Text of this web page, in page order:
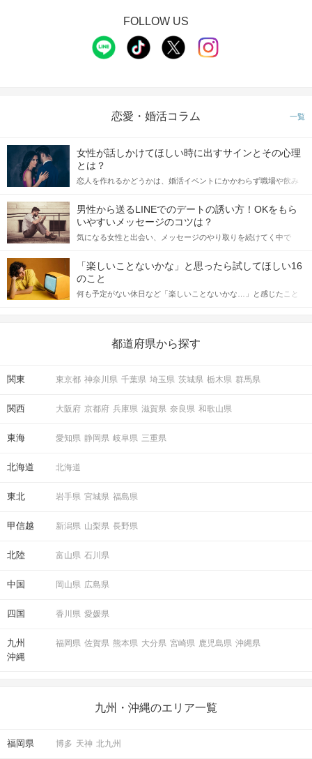
FOLLOW US
恋愛・婚活コラム 一覧
女性が話しかけてほしい時に出すサインとその心理
とは？
恋人を作れるかどうかは、婚活イベントにかかわらず職場や飲み
てアプローチできるかにも左右されます。 これから恋人作りを本
格的に始めようとしている方は、女性が異性を求めて出すサイン
をしっかりと理解し、正しい行動に移せるかどうかが重要。 この
記事では、女性が話しかけて欲しい時に出すサインとその心理を
合にどのような行動に繋げるべきかをご紹介していきます。
男性から送るLINEでのデートの誘い方！OKをもら
いやすいメッセージのコツは？
気になる女性と出会い、メッセージのやり取りを続けてく中で
しかし、中には「どう誘ったらいいの？」とお困りの男性もいら
っしゃるのではないでしょうか。 そこで今回は、男性から女性へ
送るLINEでのデートの誘い方のコツをご紹介します。例文も混じ
えながら解説するので、ぜひ参考にしてください。
「楽しいことないかな」と思ったら試してほしい16
のこと
何も予定がない休日など「楽しいことないかな…」と感じたこと
の楽しいことアイデアを集めました♪ いままさに楽しいことを探し
都道府県から探す
関東 東京都 神奈川県 千葉県 埼玉県 茨城県 栃木県 群馬県
関西 大阪府 京都府 兵庫県 滋賀県 奈良県 和歌山県
東海 愛知県 静岡県 岐阜県 三重県
北海道 北海道
東北 岩手県 宮城県 福島県
甲信越 新潟県 山梨県 長野県
北陸 富山県 石川県
中国 岡山県 広島県
四国 香川県 愛媛県
九州
沖縄
福岡県 佐賀県 熊本県 大分県 宮崎県 鹿児島県 沖縄県
九州・沖縄のエリア一覧
福岡県 博多 天神 北九州